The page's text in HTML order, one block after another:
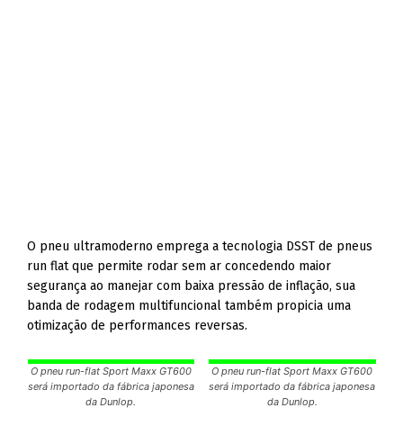
O pneu ultramoderno emprega a tecnologia DSST de pneus
run flat que permite rodar sem ar concedendo maior
segurança ao manejar com baixa pressão de inflação, sua
banda de rodagem multifuncional também propicia uma
otimização de performances reversas.
O pneu run-flat Sport Maxx GT600
será importado da fábrica japonesa
da Dunlop.
O pneu run-flat Sport Maxx GT600
será importado da fábrica japonesa
da Dunlop.